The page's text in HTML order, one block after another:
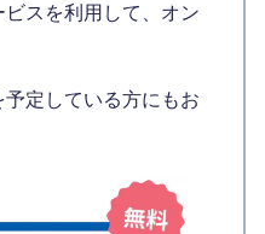
スを利用して、オン
定している方にもお